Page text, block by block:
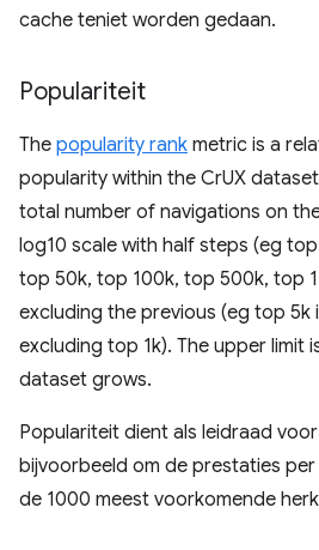
cache teniet worden gedaan.
Populariteit
The popularity rank metric is a
popularity within the CrUX
total number of navigations on
log10 scale with half steps (eg
top 50k, top 100k, top 500k, top
excluding the previous (eg top 5k
excluding top 1k). The upper limit
dataset grows.
Populariteit dient als leidraad
bijvoorbeeld om de prestaties
de 1000 meest voorkomende